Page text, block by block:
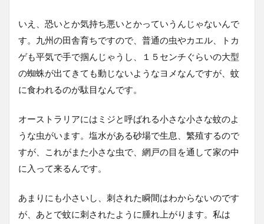
いえ、恐いとか気持ち悪いとかっていうんじゃないんで
す。九州の田舎育ちですので、普通の虫やカエル、トカ
ゲも平気で手で掴んじゃうし、１５センチぐらいの大型
の蜘蛛が出てきても動じないようなヨメなんですが、蚊
に食われるのが駄目なんです。
オーストラリアにはミジと呼ばれる小さな小さな蚊のよ
うな虫がいます。塩水がある砂場で生息、繁殖するので
すが、これがまた小さな虫で、網戸の目を通して家の中
に入って来るんです。
あまりにも小さいし、刺された瞬間はわからないのです
が、あとで蚊に刺されたように腫れ上がります。私は